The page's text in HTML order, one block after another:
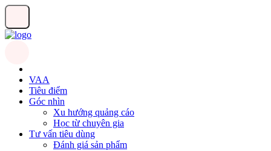
VAA
Tiêu điểm
Góc nhìn
Xu hướng quảng cáo
Học từ chuyên gia
Tư vấn tiêu dùng
Đánh giá sản phẩm